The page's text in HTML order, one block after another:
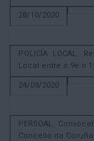
28/10/2020
POLICÍA LOCAL.
Local entre o 9e o
24/09/2020
PERSOAL.
Concello da